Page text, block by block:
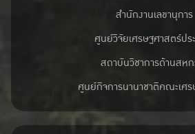
สำนักงานเลขานุการ
ศูนย์วิจัยเศรษฐศาสตร์ป
สถาบันวิชาการด้านสห
ศูนย์กิจการนานาชาติคณะเศ